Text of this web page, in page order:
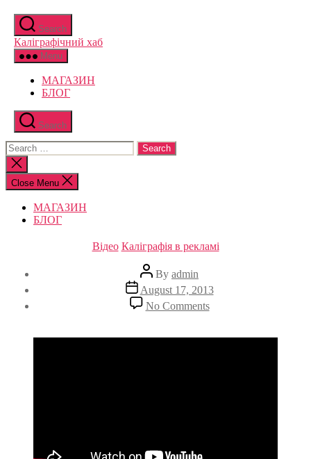
the
content
Search
Каліграфічний хаб
Menu
МАГАЗИН
БЛОГ
Search
Search
for:
Close
search
Close Menu
МАГАЗИН
БЛОГ
Categories
Відео Каліграфія в рекламі
Post
author
By admin
Post
date
August 17, 2013
No Commentson
Каллиграфия
Дайджест